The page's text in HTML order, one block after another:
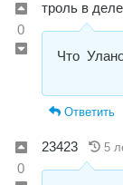
0
троль в деле
Что
Ответить
0
23423 5